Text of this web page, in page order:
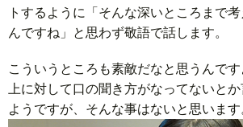
トするように「そんな深いところまで
んですね」と思わず敬語で話します。
こういうところも素敵だなと思うんで
上に対して口の聞き方がなってないと
ようですが、そんな事はないと思います